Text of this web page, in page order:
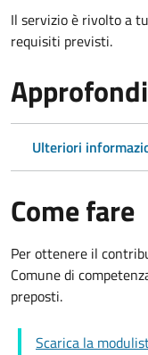
Il servizio è rivolto a
requisiti previsti.
Ulteriori
Come fare
Per ottenere il
Comune di
preposti.
Scarica la